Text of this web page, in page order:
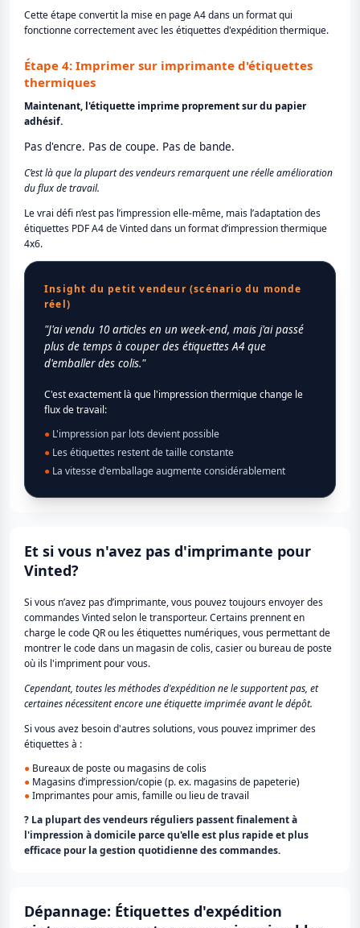
Cette étape convertit la mise en page A4 dans un format qui
fonctionne correctement avec les étiquettes d'expédition thermique.
Étape 4: Imprimer sur imprimante d'étiquettes
thermiques
Maintenant, l'étiquette imprime proprement sur du papier
adhésif.
Pas d'encre. Pas de coupe. Pas de bande.
C’est là que la plupart des vendeurs remarquent une réelle amélioration
du flux de travail.
Le vrai défi n’est pas l’impression elle-même, mais l’adaptation des
étiquettes PDF A4 de Vinted dans un format d’impression thermique
4x6.
Insight du petit vendeur (scénario du monde
réel)
"J'ai vendu 10 articles en un week-end, mais j'ai passé
plus de temps à couper des étiquettes A4 que
d'emballer des colis."
C'est exactement là que l'impression thermique change le
flux de travail:
● L'impression par lots devient possible
● Les étiquettes restent de taille constante
● La vitesse d'emballage augmente considérablement
Et si vous n'avez pas d'imprimante pour
Vinted?
Si vous n’avez pas d’imprimante, vous pouvez toujours envoyer des
commandes Vinted selon le transporteur. Certains prennent en
charge le code QR ou les étiquettes numériques, vous permettant de
montrer le code dans un magasin de colis, casier ou bureau de poste
où ils l'impriment pour vous.
Cependant, toutes les méthodes d'expédition ne le supportent pas, et
certaines nécessitent encore une étiquette imprimée avant le dépôt.
Si vous avez besoin d'autres solutions, vous pouvez imprimer des
étiquettes à :
● Bureaux de poste ou magasins de colis
● Magasins d’impression/copie (p. ex. magasins de papeterie)
●Imprimantes pour amis, famille ou lieu de travail
? La plupart des vendeurs réguliers passent finalement à
l'impression à domicile parce qu'elle est plus rapide et plus
efficace pour la gestion quotidienne des commandes.
Dépannage: Étiquettes d'expédition